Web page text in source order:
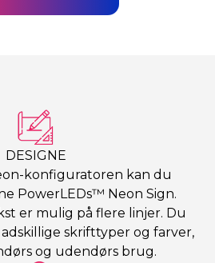
DESIGNE
konfiguratoren kan du
PowerLEDs™ Neon Sign.
er mulig på flere linjer. Du
skrifttyper og farver,
og udendørs brug.